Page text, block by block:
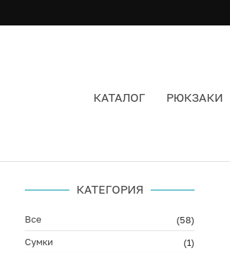
КАТАЛОГ РЮКЗАКИ
КАТЕГОРИЯ
Все
(58)
Сумки
(1)